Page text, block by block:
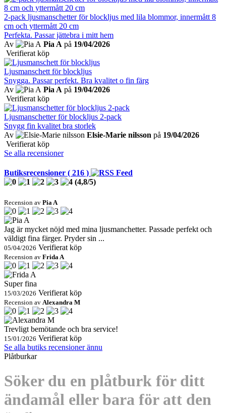
2-pack ljusmanschetter för blockljus med lila blommor, innermått 8
cm och yttermått 20 cm
Perfekta. Passar jättebra i mitt hem
Av
Pia A på 19/04/2026
Verifierat köp
Ljusmanschett för blockljus
Snygga. Passar perfekt. Bra kvalitet o fin färg
Av
Pia A på 19/04/2026
Verifierat köp
Ljusmanschetter för blockljus 2-pack
Snygg fin kvalitet bra storlek
Av
Elsie-Marie nilsson på 19/04/2026
Verifierat köp
Se alla recensioner
Butiksrecensioner ( 216 )
(4,8/5)
Recension av Pia A
Jag är mycket nöjd med mina ljusmanchetter. Passade perfekt och
väldigt fina färger. Pryder sin ...
05/04/2026 Verifierat köp
Recension av Frida A
Super fina
15/03/2026 Verifierat köp
Recension av Alexandra M
Trevligt bemötande och bra service!
15/01/2026 Verifierat köp
Se alla butiks recensioner ännu
Plåtburkar
Söker du en plåtburk för ditt
ändamål eller bara för att den